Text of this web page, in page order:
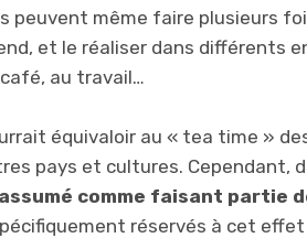
peuvent même faire plusieurs
et le réaliser dans différents
café, au travail…
équivaloir au « tea time »
pays et cultures. Cependant,
comme faisant partie
réservés à cet